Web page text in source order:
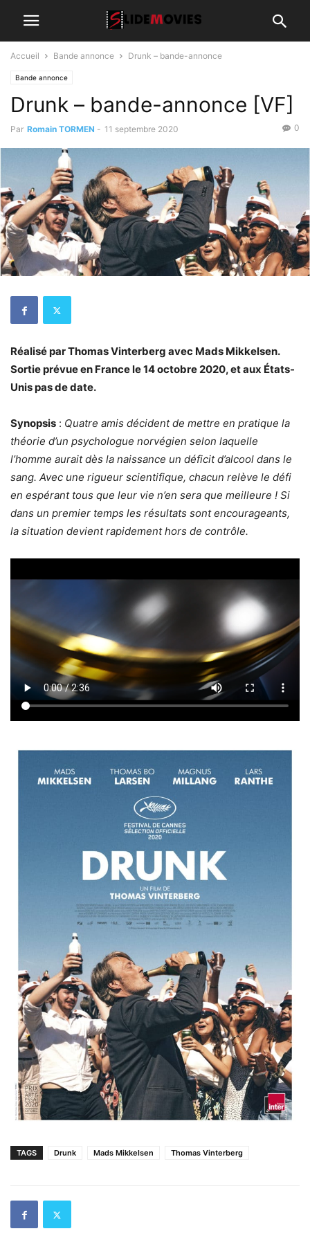
Accueil Bande annonce Drunk – bande-annonce
Bande annonce
Drunk – bande-annonce [VF]
Par Romain TORMEN - 11 septembre 2020 0
Réalisé par Thomas Vinterberg avec Mads Mikkelsen.
Sortie prévue en France le 14 octobre 2020, et aux États-
Unis pas de date.
Synopsis : Quatre amis décident de mettre en pratique la
théorie d’un psychologue norvégien selon laquelle
l’homme aurait dès la naissance un déficit d’alcool dans le
sang. Avec une rigueur scientifique, chacun relève le défi
en espérant tous que leur vie n’en sera que meilleure ! Si
dans un premier temps les résultats sont encourageants,
la situation devient rapidement hors de contrôle.
TAGS Drunk Mads Mikkelsen Thomas Vinterberg